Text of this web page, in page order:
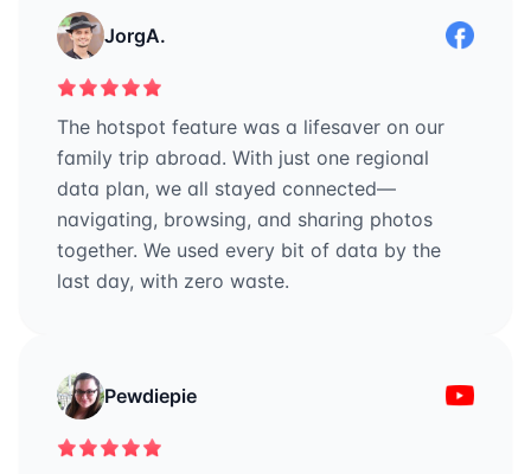
JorgA.
The hotspot feature was a lifesaver on our
family trip abroad. With just one regional
data plan, we all stayed connected—
navigating, browsing, and sharing photos
together. We used every bit of data by the
last day, with zero waste.
Pewdiepie